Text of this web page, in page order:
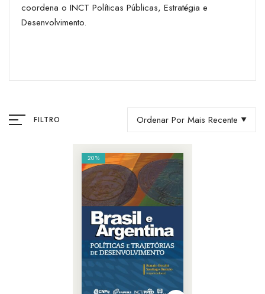
coordena o INCT Políticas Públicas, Estratégia e
Desenvolvimento.
FILTRO Ordenar Por Mais Recente
20%